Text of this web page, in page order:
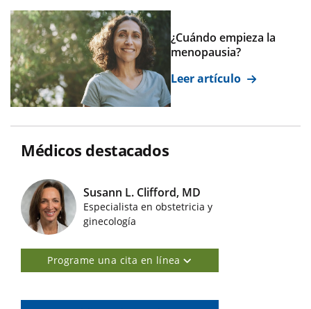
¿Cuándo empieza la
menopausia?
Leer artículo
Médicos destacados
Imágenes de médicos destacados
Susann L. Clifford, MD
Especialista en obstetricia y
ginecología
Programe una cita en línea